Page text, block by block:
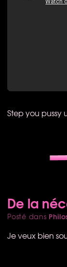
Step you pussy
De la
Posté dans
Je veux bien